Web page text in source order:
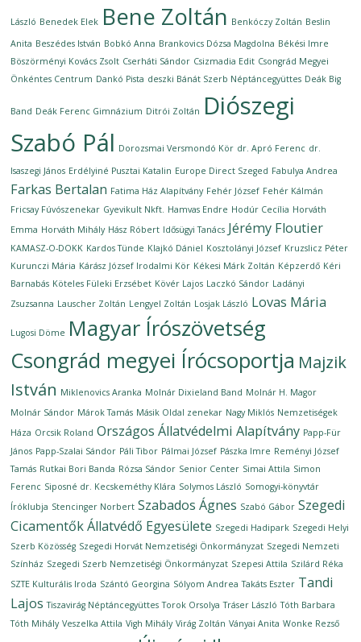
László Benedek Elek Bene Zoltán Benkóczy Zoltán Beslin
Anita Beszédes István Bobkó Anna Brankovics Dózsa Magdolna Békési Imre
Böszörményi Kovács Zsolt Cserháti Sándor Csizmadia Edit Csongrád Megyei
Önkéntes Centrum Dankó Pista deszki Bánát Szerb Néptáncegyüttes Deák Big
Band Deák Ferenc Gimnázium Ditrói Zoltán Diószegi
Szabó Pál Dorozsmai Versmondó Kör dr. Apró Ferenc dr.
Isaszegi János Erdélyiné Pusztai Katalin Europe Direct Szeged Fabulya Andrea
Farkas Bertalan Fatima Ház Alapítvány Fehér József Fehér Kálmán
Fricsay Fúvószenekar Gyevikult Nkft. Hamvas Endre Hodúr Cecília Horváth
Emma Horváth Mihály Hász Róbert Idősügyi Tanács Jérémy Floutier
KAMASZ-O-DOKK Kardos Tünde Klajkó Dániel Kosztolányi József Kruzslicz Péter
Kurunczi Mária Kárász József Irodalmi Kör Kékesi Márk Zoltán Képzerdő Kéri
Barnabás Köteles Füleki Erzsébet Kövér Lajos Laczkó Sándor Ladányi
Zsuzsanna Lauscher Zoltán Lengyel Zoltán Losjak László Lovas Mária
Lugosi Döme Magyar Írószövetség
Csongrád megyei Írócsoportja Majzik
István Miklenovics Aranka Molnár Dixieland Band Molnár H. Magor
Molnár Sándor Márok Tamás Másik Oldal zenekar Nagy Miklós Nemzetiségek
Háza Orcsik Roland Országos Állatvédelmi Alapítvány Papp-Für
János Papp-Szalai Sándor Páli Tibor Pálmai József Pászka Imre Reményi József
Tamás Rutkai Bori Banda Rózsa Sándor Senior Center Simai Attila Simon
Ferenc Siposné dr. Kecskeméthy Klára Solymos László Somogyi-könyvtár
Íróklubja Stencinger Norbert Szabados Ágnes Szabó Gábor Szegedi
Cicamentők Állatvédő Egyesülete Szegedi Hadipark Szegedi Helyi
Szerb Közösség Szegedi Horvát Nemzetiségi Önkormányzat Szegedi Nemzeti
Színház Szegedi Szerb Nemzetiségi Önkormányzat Szepesi Attila Szilárd Réka
SZTE Kulturális Iroda Szántó Georgina Sólyom Andrea Takáts Eszter Tandi
Lajos Tiszavirág Néptáncegyüttes Torok Orsolya Tráser László Tóth Barbara
Tóth Mihály Veszelka Attila Vigh Mihály Virág Zoltán Ványai Anita Wonke Rezső